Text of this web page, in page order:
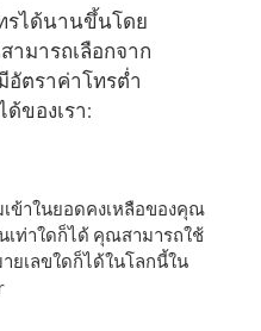
รได้นานขึ้นโดย
ามารถเลือกจาก
อัตราค่าโทรต่ำ
ของเรา:
เข้าในยอดคงเหลือของคุณ
เท่าใดก็ได้ คุณสามารถใช้
ยเลขใดก็ได้ในโลกนี้ใน